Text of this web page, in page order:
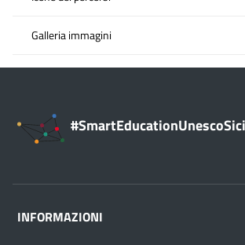
Galleria immagini
INFORMAZIONI